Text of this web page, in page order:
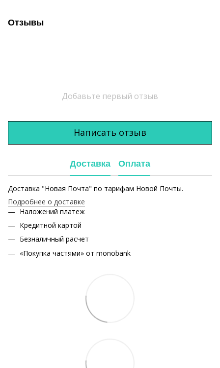
Отзывы
Добавьте первый отзыв
Написать отзыв
Доставка Оплата
Доставка "Новая Почта" по тарифам Новой Почты.
Подробнее о доставке
Наложений платеж
Кредитной картой
Безналичный расчет
«Покупка частями» от monobank